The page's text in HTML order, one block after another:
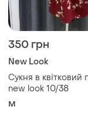
350 грн
New Look
Сукня в квітковий
new look 10/38
M